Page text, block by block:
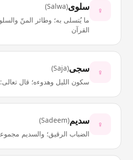
♀ سلوى(
Salwa
)
ما يُتسلى به؛ وطائر المنّ
القرآن
♀ سجى(
Saja
)
سكون الليل وهدوءه؛ قال
♀ سديم(
Sadeem
)
الضباب الرقيق؛ والسديم